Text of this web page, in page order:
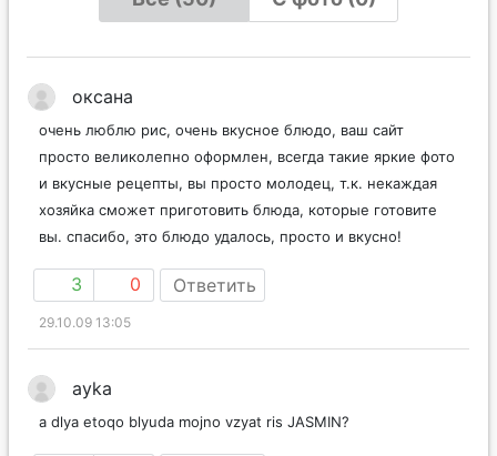
оксана
очень люблю рис, очень вкусное блюдо, ваш сайт
просто великолепно оформлен, всегда такие яркие фото
и вкусные рецепты, вы просто молодец, т.к. некаждая
хозяйка сможет приготовить блюда, которые готовите
вы. спасибо, это блюдо удалось, просто и вкусно!
3 0 Ответить
29.10.09 13:05
ayka
a dlya etoqo blyuda mojno vzyat ris JASMIN?